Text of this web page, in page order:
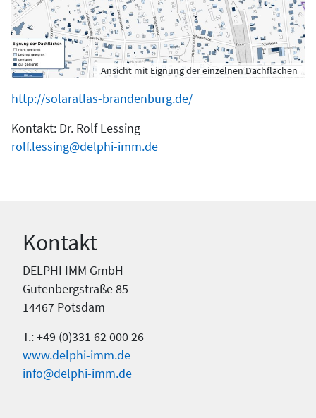
Ansicht mit Eignung der einzelnen Dachflächen
http://solaratlas-brandenburg.de/
Kontakt: Dr. Rolf Lessing
rolf.lessing@delphi-imm.de
Kontakt
DELPHI IMM GmbH
Gutenbergstraße 85
14467 Potsdam
T.: +49 (0)331 62 000 26
www.delphi-imm.de
info@delphi-imm.de